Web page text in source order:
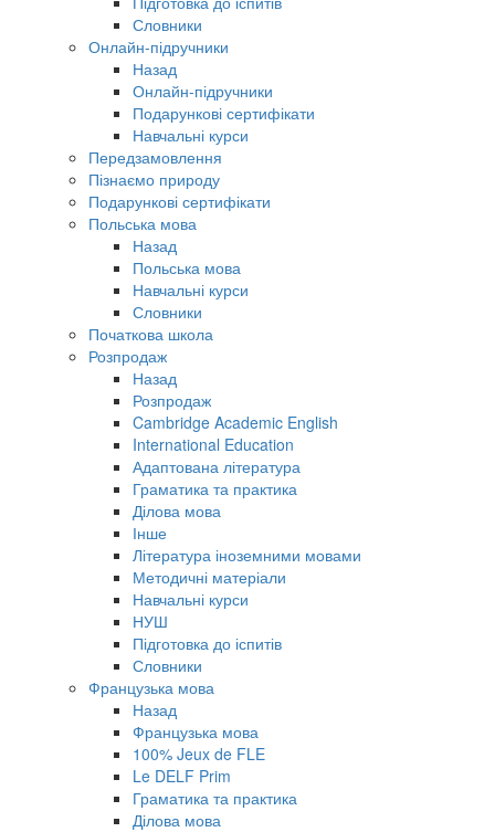
Словники
Онлайн-підручники
Назад
Онлайн-підручники
Подарункові сертифікати
Навчальні курси
Передзамовлення
Пізнаємо природу
Подарункові сертифікати
Польська мова
Назад
Польська мова
Навчальні курси
Словники
Початкова школа
Розпродаж
Назад
Розпродаж
Cambridge Academic English
International Education
Адаптована література
Граматика та практика
Ділова мова
Інше
Література іноземними мовами
Методичні матеріали
Навчальні курси
НУШ
Підготовка до іспитів
Словники
Французька мова
Назад
Французька мова
100% Jeux de FLE
Le DELF Prim
Граматика та практика
Ділова мова